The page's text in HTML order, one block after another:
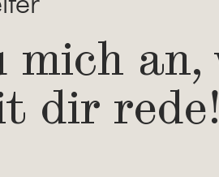
mich an,
dir rede!